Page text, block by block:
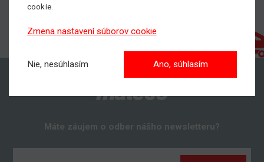
Máte záujem o odber nášho newsletteru?
cookie.
Zmena nastavení súborov cookie
Nie, nesúhlasím Ano, súhlasím